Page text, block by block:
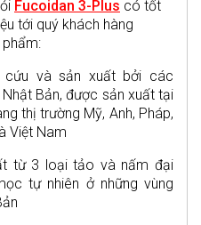
Fucoidan 3-Plus có tốt
tới quý khách hàng
cứu và sản xuất bởi các
Bản, được sản xuất tại
thị trường Mỹ, Anh, Pháp,
Việt Nam
từ 3 loại tảo và nấm đại
tự nhiên ở những vùng